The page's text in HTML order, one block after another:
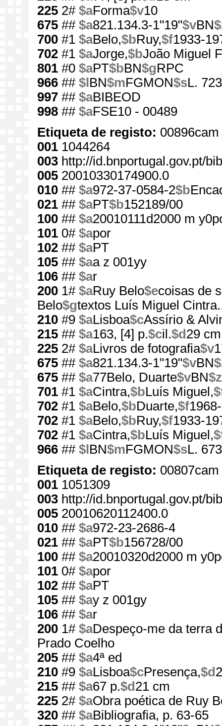
225 2# $aForma$v10
675 ## $a821.134.3-1"19"$vBN
700 #1 $aBelo,$bRuy,$f1933-
702 #1 $aJorge,$bJoão Miguel
801 #0 $aPT$bBN$gRPC
966 ## $l BN$mFGMON$sL.
997 ## $aBIBEOD
998 ## $aFSE10 - 00489
Etiqueta de registo:
001 1044264
003 http://id.bnportugal.gov.pt/
005 20010330174900.0
010 ## $a972-37-0584-2$b
021 ## $aPT$b152189/00
100 ## $a20010111d2000 m
101 0# $apor
102 ## $aPT
105 ## $aa z 001yy
106 ## $ar
200 1# $aRuy Belo$ecoisas de
Belo$gtextos Luís Miguel
210 #9 $aLisboa$cAssírio &
215 ## $a163, [4] p.$cil.$d 29 cm
225 2# $aLivros de fotografia$v
675 ## $a821.134.3-1"19"$vBN
675 ## $a77Belo, Duarte$vBN$z
701 #1 $aCintra,$bLuís Miguel,
702 #1 $aBelo,$bDuarte,$f1968-
702 #1 $aBelo,$bRuy,$f1933-
702 #1 $aCintra,$bLuís Miguel,
966 ## $l BN$mFGMON$sL.
Etiqueta de registo:
001 1051309
003 http://id.bnportugal.gov.pt/
005 20010620112400.0
010 ## $a972-23-2686-4
021 ## $aPT$b156728/00
100 ## $a20010320d2000 m
101 0# $apor
102 ## $aPT
105 ## $ay z 001gy
106 ## $ar
200 1# $aDespeço-me da terra
Prado Coelho
205 ## $a4ª ed
210 #9 $aLisboa$cPresença,$d
215 ## $a67 p.$d 21 cm
225 2# $aObra poética de Ruy
320 ## $aBibliografia, p. 63-65